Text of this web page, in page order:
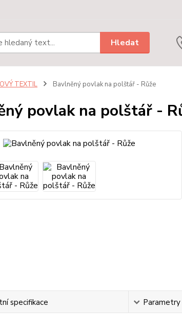
Hledat
TEXTIL Bavlněný povlak na polštář - Růže
povlak na polštář -
specifikace Parametry